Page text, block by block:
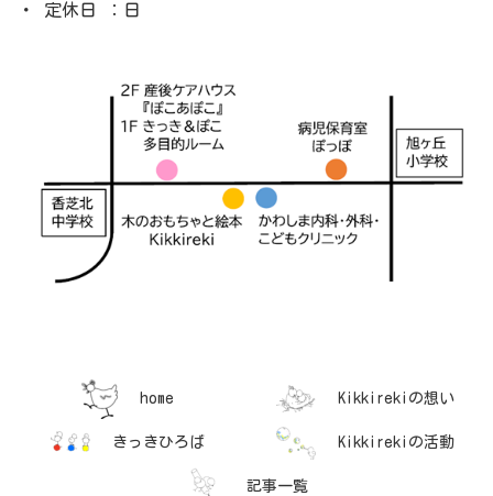
・ 定休日 ：日
home Kikkirekiの想い
きっきひろば Kikkirekiの活動
記事一覧